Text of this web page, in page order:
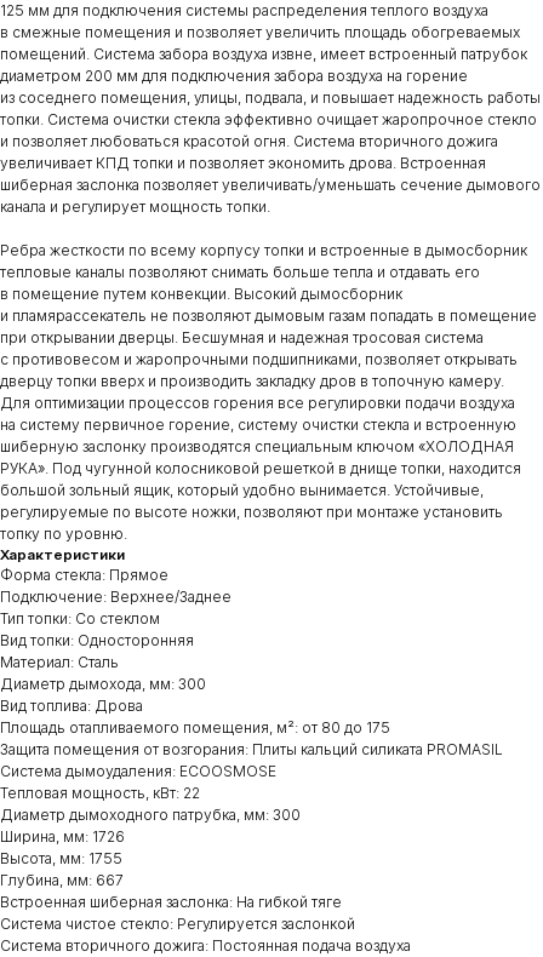
125 мм для подключения системы распределения теплого воздуха
в смежные помещения и позволяет увеличить площадь обогреваемых
помещений. Система забора воздуха извне, имеет встроенный патрубок
диаметром 200 мм для подключения забора воздуха на горение
из соседнего помещения, улицы, подвала, и повышает надежность работы
топки. Система очистки стекла эффективно очищает жаропрочное стекло
и позволяет любоваться красотой огня. Система вторичного дожига
увеличивает КПД топки и позволяет экономить дрова. Встроенная
шиберная заслонка позволяет увеличивать/уменьшать сечение дымового
канала и регулирует мощность топки.
Ребра жесткости по всему корпусу топки и встроенные в дымосборник
тепловые каналы позволяют снимать больше тепла и отдавать его
в помещение путем конвекции. Высокий дымосборник
и пламярассекатель не позволяют дымовым газам попадать в помещение
при открывании дверцы. Бесшумная и надежная тросовая система
с противовесом и жаропрочными подшипниками, позволяет открывать
дверцу топки вверх и производить закладку дров в топочную камеру.
Для оптимизации процессов горения все регулировки подачи воздуха
на систему первичное горение, систему очистки стекла и встроенную
шиберную заслонку производятся специальным ключом «ХОЛОДНАЯ
РУКА». Под чугунной колосниковой решеткой в днище топки, находится
большой зольный ящик, который удобно вынимается. Устойчивые,
регулируемые по высоте ножки, позволяют при монтаже установить
топку по уровню.
Характеристики
Форма стекла: Прямое
Подключение: Верхнее/Заднее
Тип топки: Со стеклом
Вид топки: Односторонняя
Материал: Сталь
Диаметр дымохода, мм: 300
Вид топлива: Дрова
Площадь отапливаемого помещения, м²: от 80 до 175
Защита помещения от возгорания: Плиты кальций силиката PROMASIL
Система дымоудаления: ECOOSMOSE
Тепловая мощность, кВт: 22
Диаметр дымоходного патрубка, мм: 300
Ширина, мм: 1726
Высота, мм: 1755
Глубина, мм: 667
Встроенная шиберная заслонка: На гибкой тяге
Система чистое стекло: Регулируется заслонкой
Система вторичного дожига: Постоянная подача воздуха